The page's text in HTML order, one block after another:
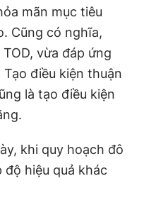
mãn mục tiêu
Cũng có nghĩa,
vừa đáp ứng
điều kiện thuận
là tạo điều kiện
khi quy hoạch đô
độ hiệu quả khác